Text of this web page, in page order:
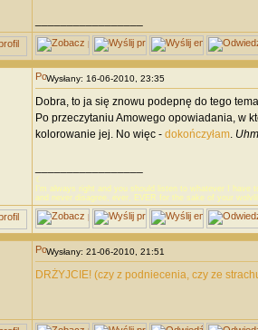
Wysłany: 16-06-2010, 23:35
Dobra, to ja się znowu podepnę do tego
Po przeczytaniu Amowego opowiadania, w
kolorowanie jej. No więc - dokończyłam.
☾
I’m always right and you should listen to whatever I have
and never disagree, ever, EVER for the sake of your
Wysłany: 21-06-2010, 21:51
DRŻYJCIE! (czy z podniecenia, czy ze